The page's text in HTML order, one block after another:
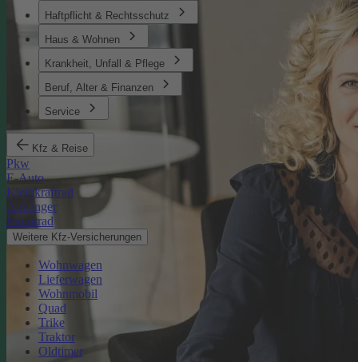
Haftpflicht & Rechtsschutz
Haus & Wohnen
Krankheit, Unfall & Pflege
Beruf, Alter & Finanzen
Service
Kfz & Reise
Pkw
E-Auto
Kleinkraftrad
Anhänger
Motorrad
Weitere Kfz-Versicherungen
Wohnwagen
Lieferwagen
Wohnmobil
Quad
Trike
Traktor
Oldtimer